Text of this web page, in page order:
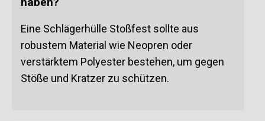
Eine Schlägerhülle Stoßfest sollte aus
robustem Material wie Neopren oder
verstärktem Polyester bestehen, um gegen
Stöße und Kratzer zu schützen.